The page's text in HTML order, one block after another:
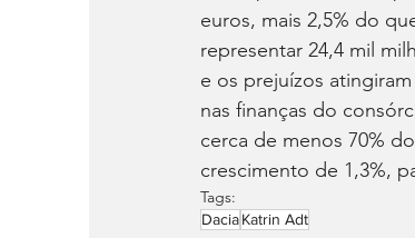
euros, mais 2,5% do
representar 24,4 mil
e os prejuízos
nas finanças do
cerca de menos 70%
crescimento de 1,3%,
Tags:
DaciaKatrin Adt